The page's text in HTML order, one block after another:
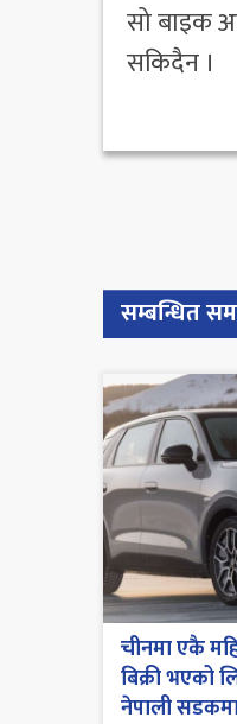
सो बाइक
सकिदैन ।
सम्बन्धित
चीनमा एकै
बिक्री भएको
नेपाली